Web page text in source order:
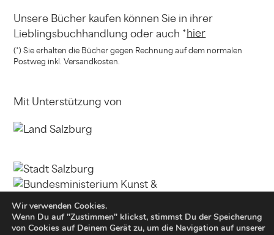
Unsere Bücher kaufen könnenSie in ihrer
Lieblingsbuchhandlung oder auch *hier
(*) Sie erhalten die Bücher gegen Rechnung auf dem normalen
Postweg inkl. Versandkosten.
Mit Unterstützung von
Wir verwenden Cookies.
Wenn Du auf "Zustimmen" klickst, stimmst Du der Speicherung
von Cookies auf Deinem Gerät zu, um die Navigation auf unserer